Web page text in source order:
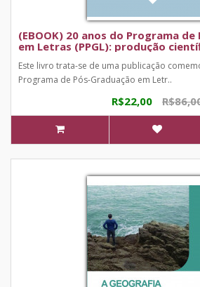
(EBOOK) 20 anos do Programa de
em Letras (PPGL): produção
Este livro trata-se de uma publicação
Programa de Pós-Graduação em Letr..
R$22,00